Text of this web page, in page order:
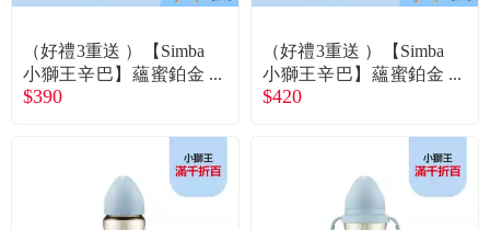
（好禮3重送 ）【Simba
小獅王辛巴】蘊蜜鉑金
PPSU寬口防脹氣奶瓶2
$390
（好禮3重送 ）【Simba
小獅王辛巴】蘊蜜鉑金
PPSU寬口防脹氣奶瓶3
$420